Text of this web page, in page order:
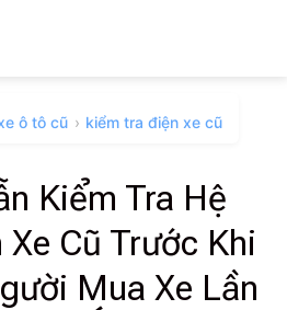
ô tô cũ kiểm tra điện xe cũ
Kiểm Tra Hệ
Cũ Trước Khi
Mua Xe Lần